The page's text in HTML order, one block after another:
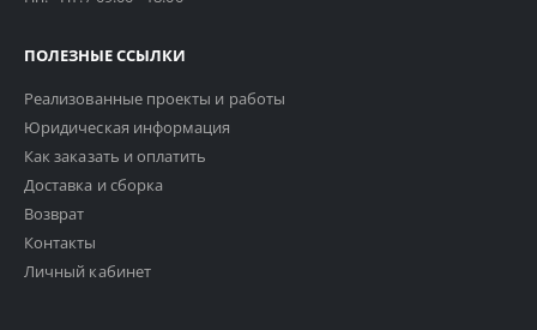
ПОЛЕЗНЫЕ ССЫЛКИ
Реализованные проекты и работы
Юридическая информация
Как заказать и оплатить
Доставка и сборка
Возврат
Контакты
Личный кабинет